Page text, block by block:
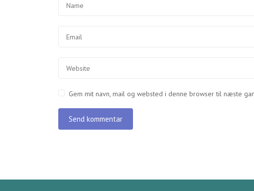
Gem mit navn, mail og websted i denne browser til næste